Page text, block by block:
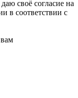
своё согласие на
в соответствии с